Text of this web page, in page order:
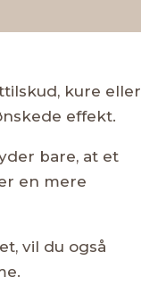
kure eller
effekt.
bare, at et
en mere
vil du også